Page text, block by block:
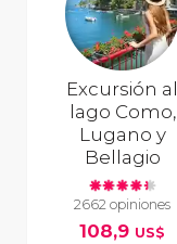
Excursión al
lago Como,
Lugano y
Bellagio
2662 opiniones
108,9 US$